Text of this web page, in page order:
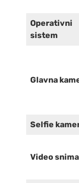
Operativni
sistem
Glavna
Selfie
Video